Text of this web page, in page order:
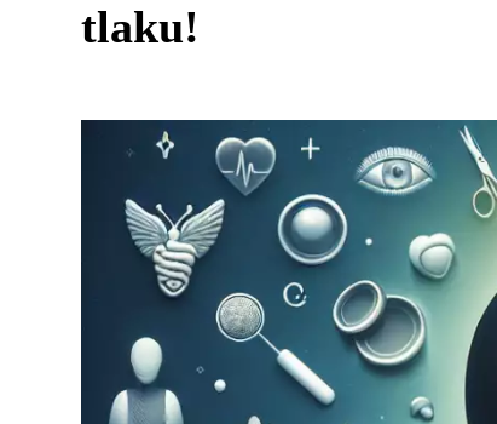
tlaku!